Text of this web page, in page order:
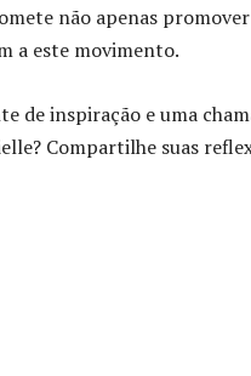
não apenas
a este movimento.
de inspiração e uma
Compartilhe suas